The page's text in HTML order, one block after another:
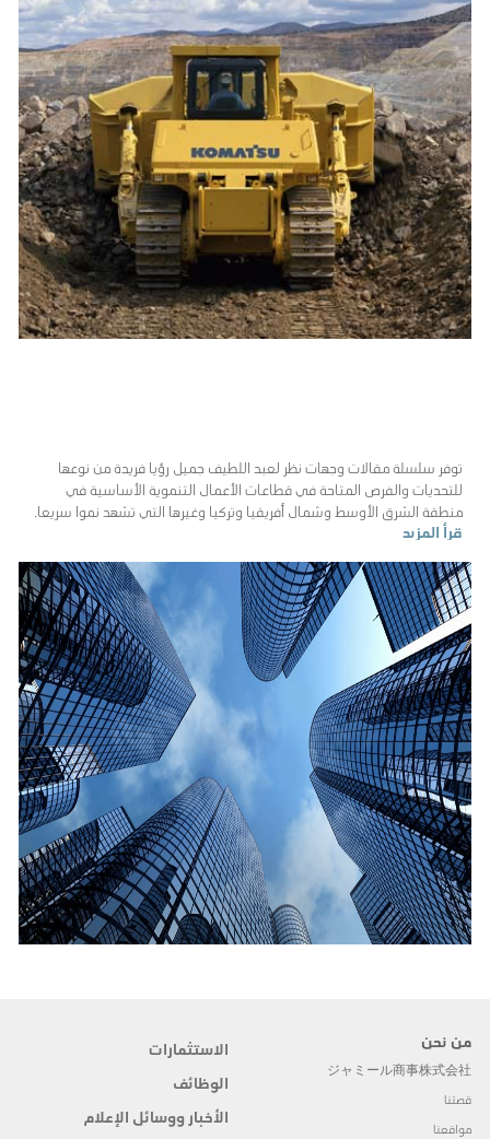
توفر سلسلة مقالات وجهات نظر لعبد اللطيف جميل رؤيا فريدة من نوعها
للتحديات والفرص المتاحة في قطاعات الأعمال التنموية الأساسية في
منطقة الشرق الأوسط وشمال أفريقيا وتركيا وغيرها التي تشهد نموا سريعا.
قرأ المزيد
من نحن
ジャミール商事株式会社
قصتنا
مواقعنا
الاستثمارات
الوظائف
الأخبار ووسائل الإعلام